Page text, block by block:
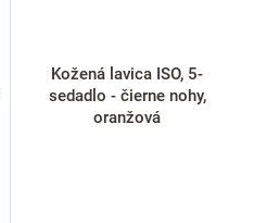
Kožená lavica ISO, 5-
sedadlo - čierne nohy,
oranžová